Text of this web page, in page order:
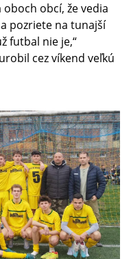
obcí, že vedia
pozriete na tunajší
futbal nie je,“
cez víkend veľkú